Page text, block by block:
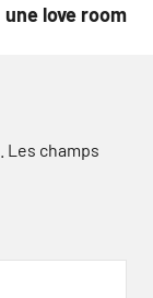
une love room
Les champs